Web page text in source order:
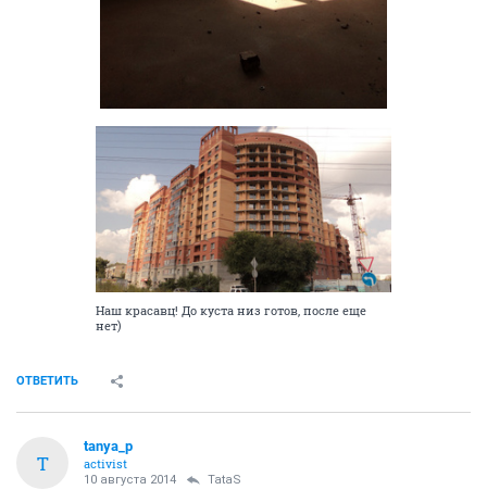
Наш красавц! До куста низ готов, после еще
нет)
ОТВЕТИТЬ
T
tanya_p
activist
10 августа 2014 TataS